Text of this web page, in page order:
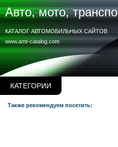
КАТЕГОРИИ
Авто, мото,
www.amt-catalog.com
КАТАЛОГ АВТОМОБИЛЬНЫХ САЙТОВ
Также рекомендуем посетить: